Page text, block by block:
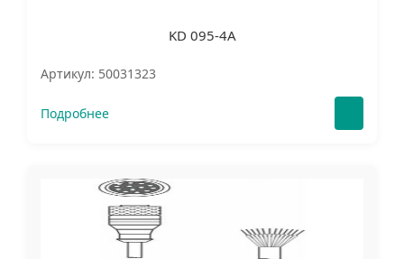
KD 095-4A
Артикул: 50031323
Подробнее